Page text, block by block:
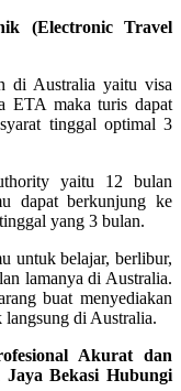
(Electronic Travel
di Australia yaitu visa
ETA maka turis dapat
tinggal optimal 3
yaitu 12 bulan
dapat berkunjung ke
yang 3 bulan.
untuk belajar, berlibur,
lamanya di Australia.
buat menyediakan
langsung di Australia.
Akurat dan
Bekasi Hubungi